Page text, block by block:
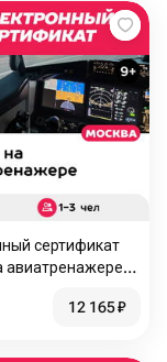
сертификат
авиатренажере
чел., выходные
12 165₽